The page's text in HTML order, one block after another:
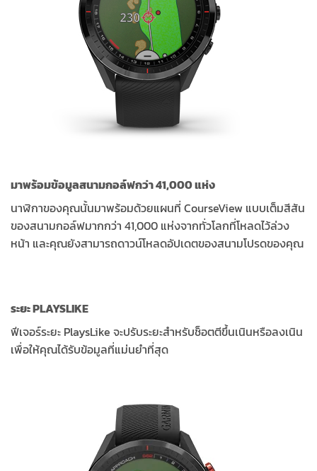
มาพร้อมข้อมูลสนามกอล์ฟกว่า 41,000 แห่ง
นาฬิกาของคุณนั้นมาพร้อมด้วยแผนที่ CourseView แบบเต็มสีสัน
ของสนามกอล์ฟมากกว่า 41,000 แห่งจากทั่วโลกที่โหลดไว้ล่วง
หน้า และคุณยังสามารถดาวน์โหลดอัปเดตของสนามโปรดของคุณ
ระยะ PLAYSLIKE
ฟีเจอร์ระยะ PlaysLike จะปรับระยะสำหรับช็อตตีขึ้นเนินหรือลงเนิน
เพื่อให้คุณได้รับข้อมูลที่แม่นยำที่สุด